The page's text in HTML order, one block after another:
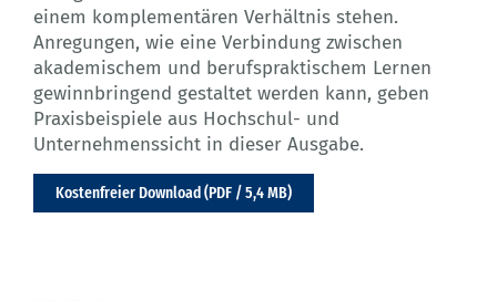
einem komplementären Verhältnis stehen.
Anregungen, wie eine Verbindung zwischen
akademischem und berufspraktischem Lernen
gewinnbringend gestaltet werden kann, geben
Praxisbeispiele aus Hochschul- und
Unternehmenssicht in dieser Ausgabe.
Kostenfreier Download (PDF / 5,4 MB)